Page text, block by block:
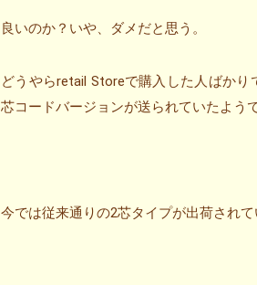
良いのか？いや、ダメだと思う。
どうやらretail Storeで購入した人ばか
芯コードバージョンが送られていたようで
今では従来通りの2芯タイプが出荷されて